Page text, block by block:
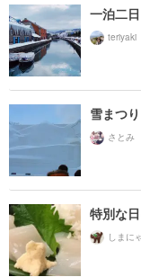
一泊二
teriyaki
雪まつ
さとみ
特別な
しまに